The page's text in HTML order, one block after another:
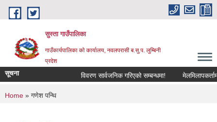
Skip to main content
सुस्ता गाउँपालिका
गाउँकार्यपालिका काे कार्यालय, नवलपरासी ब.सु.प. लुम्बिनी
प्रदेश
सूचना विवरण सार्वजनिक गरिएको सम्बन्धमा!
You are here
Home » गणेश पन्थि